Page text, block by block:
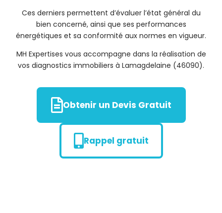
Ces derniers permettent d’évaluer l’état général du
bien concerné, ainsi que ses performances
énergétiques et sa conformité aux normes en vigueur.
MH Expertises vous accompagne dans la réalisation de
vos diagnostics immobiliers à Lamagdelaine (46090).
Obtenir un Devis Gratuit
Rappel gratuit